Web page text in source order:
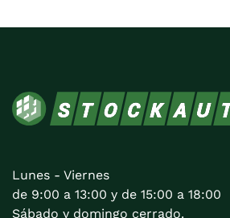
Lunes - Viernes
de 9:00 a 13:00 y de 15:00 a 18:00
Sábado y domingo cerrado.